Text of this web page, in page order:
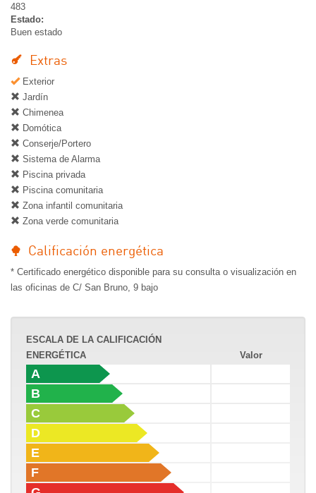
483
Estado:
Buen estado
Extras
Exterior
Jardín
Chimenea
Domótica
Conserje/Portero
Sistema de Alarma
Piscina privada
Piscina comunitaria
Zona infantil comunitaria
Zona verde comunitaria
Calificación energética
* Certificado energético disponible para su consulta o visualización en
las oficinas de C/ San Bruno, 9 bajo
ESCALA DE LA CALIFICACIÓN
ENERGÉTICA
Valor
A
B
C
D
E
F